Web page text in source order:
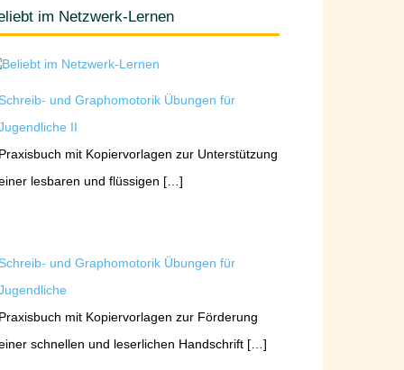
im Netzwerk-Lernen
und Graphomotorik Übungen für
II
mit Kopiervorlagen zur Unterstützung
lesbaren und flüssigen […]
und Graphomotorik Übungen für
mit Kopiervorlagen zur Förderung
schnellen und leserlichen Handschrift […]